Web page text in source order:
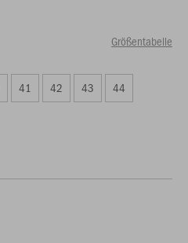
Größentabelle
41 42 43 44